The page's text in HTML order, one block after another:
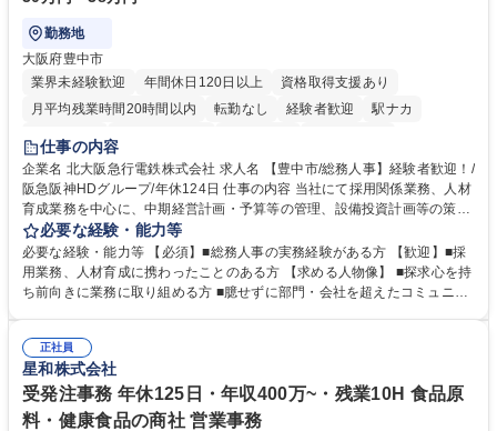
勤務地
大阪府豊中市
業界未経験歓迎
年間休日120日以上
資格取得支援あり
月平均残業時間20時間以内
転勤なし 経験者歓迎
駅ナカ
退職金あり
土日祝休み
服装自由 昼食補助あり 食事補助あり
仕事の内容
企業名 北大阪急行電鉄株式会社 求人名 【豊中市/総務人事】経験者歓迎！/
阪急阪神HDグループ/年休124日 仕事の内容 当社にて採用関係業務、人材
育成業務を中心に、中期経営計画・予算等の管理、設備投資計画等の策
定、さらに社内の重要会議の運営等、経営の根幹となる幅広い総務人事業
務全般を担当していただきます。 【主な業務内容】 ■採用関係業務および
人材育成(社員研修)業務の推進 ■中期経営計画および予算等の管理 ■設備
投資計画等の策定 ■社内の重要会議の運営 ■その他総務人事業務全般 【入
務人事】経験者歓迎！/阪急阪神HDグループ/年休124日
必要な経験・能力等
必要な経験・能力等 【必須】■総務人事の実務経験がある方 【歓迎】■採
用業務、人材育成に携わったことのある方 【求める人物像】 ■探求心を持
ち前向きに業務に取り組める方 ■臆せずに部門・会社を超えたコミュニケ
囲のメンバーと協調しつつ主体性を持って能動的に業務を推進できる方 学
歴・資格 学歴：大学院 大学 高専 短大 専修学校 高校 語学力： 資格：
正社員
星和株式会社
受発注事務 年休125日・年収400万~・残業10H 食品原
料・健康食品の商社 営業事務